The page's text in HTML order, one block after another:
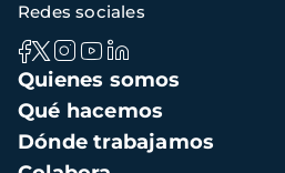
Navegación
principal
Quienes somos
Qué hacemos
Dónde trabajamos
Redes sociales